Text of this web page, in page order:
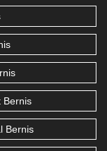
Bernis
Bernis